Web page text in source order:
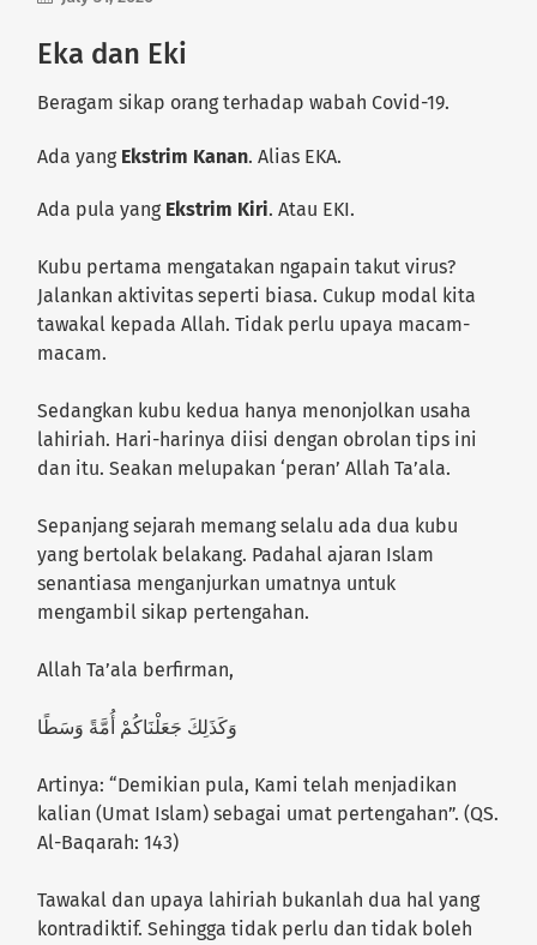
Eka dan Eki
Beragam sikap orang terhadap wabah Covid-19.
Ada yang Ekstrim Kanan. Alias EKA.
Ada pula yang Ekstrim Kiri. Atau EKI.
Kubu pertama mengatakan ngapain takut virus?
Jalankan aktivitas seperti biasa. Cukup modal kita
tawakal kepada Allah. Tidak perlu upaya macam-
macam.
Sedangkan kubu kedua hanya menonjolkan usaha
lahiriah. Hari-harinya diisi dengan obrolan tips ini
dan itu. Seakan melupakan ‘peran’ Allah Ta’ala.
Sepanjang sejarah memang selalu ada dua kubu
yang bertolak belakang. Padahal ajaran Islam
senantiasa menganjurkan umatnya untuk
mengambil sikap pertengahan.
Allah Ta’ala berfirman,
وَكَذَلِكَ جَعَلْنَاكُمْ أُمَّةً وَسَطًا
Artinya: “Demikian pula, Kami telah menjadikan
kalian (Umat Islam) sebagai umat pertengahan”. (QS.
Al-Baqarah: 143)
Tawakal dan upaya lahiriah bukanlah dua hal yang
kontradiktif. Sehingga tidak perlu dan tidak boleh